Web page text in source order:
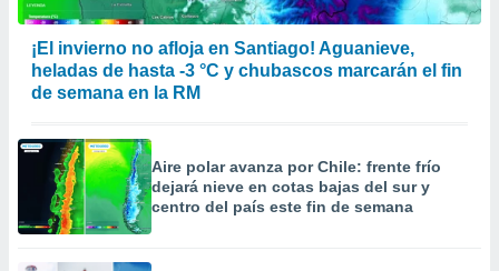
¡El invierno no afloja en Santiago! Aguanieve,
heladas de hasta -3 °C y chubascos marcarán el fin
de semana en la RM
Aire polar avanza por Chile: frente frío
dejará nieve en cotas bajas del sur y
centro del país este fin de semana